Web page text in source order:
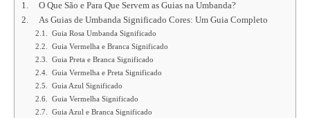
O Que São e Para Que Servem as Guias na Umbanda?
As Guias de Umbanda Significado Cores: Um Guia Completo
Guia Rosa Umbanda Significado
Guia Vermelha e Branca Significado
Guia Preta e Branca Significado
Guia Vermelha e Preta Significado
Guia Azul Significado
Guia Vermelha Significado
Guia Azul e Branca Significado